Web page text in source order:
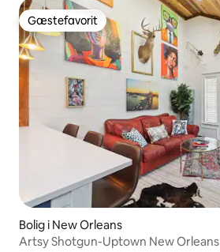
Gæstefavorit
Gæstefavorit
Bolig i New Orleans
Artsy Shotgun-Uptown New Orleans